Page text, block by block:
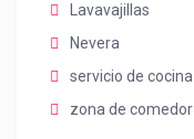
Lavavajillas
Nevera
servicio de cocina
zona de comedor